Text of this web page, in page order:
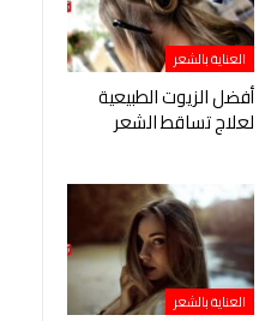
العناية بالشعر
أفضل الزيوت الطبيعية
لعلاج تساقط الشعر
العناية بالشعر